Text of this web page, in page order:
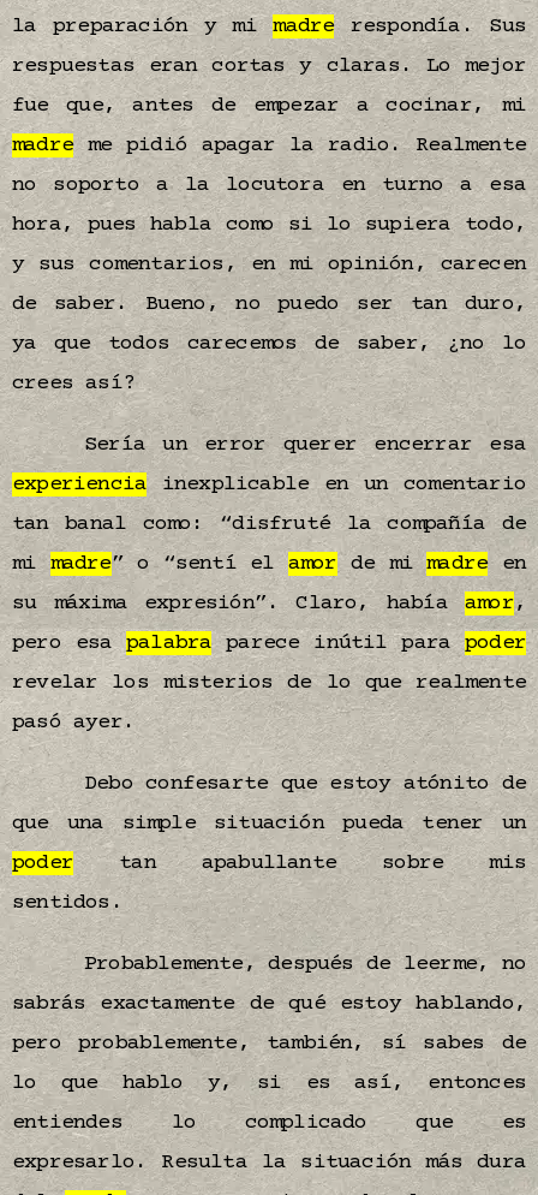
la preparación y mimadrerespondía. Sus
respuestas eran cortas y claras. Lo mejor
fue que, antes de empezar a cocinar, mi
madreme pidió apagar la radio. Realmente
no soporto a la locutora en turno a esa
hora, pues habla como si lo supiera todo,
y sus comentarios, en mi opinión, carecen
de saber. Bueno, no puedo ser tan duro,
ya que todos carecemos de saber, ¿no lo
crees así?
Sería un error querer encerrar esa
experienciainexplicable en un comentario
tan banal como: “disfruté la compañía de
mimadre” o “sentí elamorde mimadreen
su máxima expresión”. Claro, había amor,
pero esapalabraparece inútil parapoder
revelar los misterios de lo que realmente
pasó ayer.
Debo confesarte que estoy atónito de
que una simple situación pueda tener un
poder tan apabullante sobre mis
sentidos.
Probablemente, después de leerme, no
sabrás exactamente de qué estoy hablando,
pero probablemente, también, sí sabes de
lo que hablo y, si es así, entonces
entiendes lo complicado que es
expresarlo. Resulta la situación más dura